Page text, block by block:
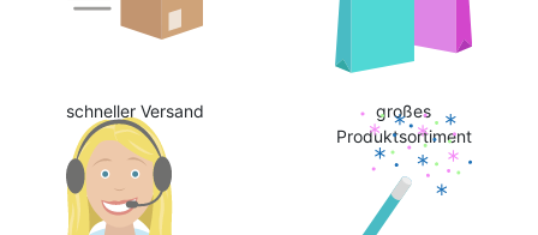
schneller Versand
großes
Produktsortiment